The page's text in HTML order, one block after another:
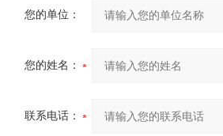
您的单位：
您的姓名：
联系电话：